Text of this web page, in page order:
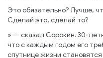
Это обязательно? Лучше,
Сделай это, сделай то?
» — сказал Сорокин. 30-
что с каждым годом его
спутнице жизни